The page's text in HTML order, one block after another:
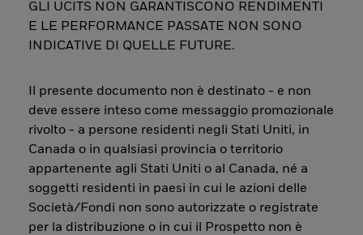
GLI UCITS NON GARANTISCONO RENDIMENTI
E LE PERFORMANCE PASSATE NON SONO
INDICATIVE DI QUELLE FUTURE.
Il presente documento non è destinato - e non
deve essere inteso come messaggio promozionale
rivolto - a persone residenti negli Stati Uniti, in
Canada o in qualsiasi provincia o territorio
appartenente agli Stati Uniti o al Canada, né a
soggetti residenti in paesi in cui le azioni delle
Società/Fondi non sono autorizzate o registrate
per la distribuzione o in cui il Prospetto non è